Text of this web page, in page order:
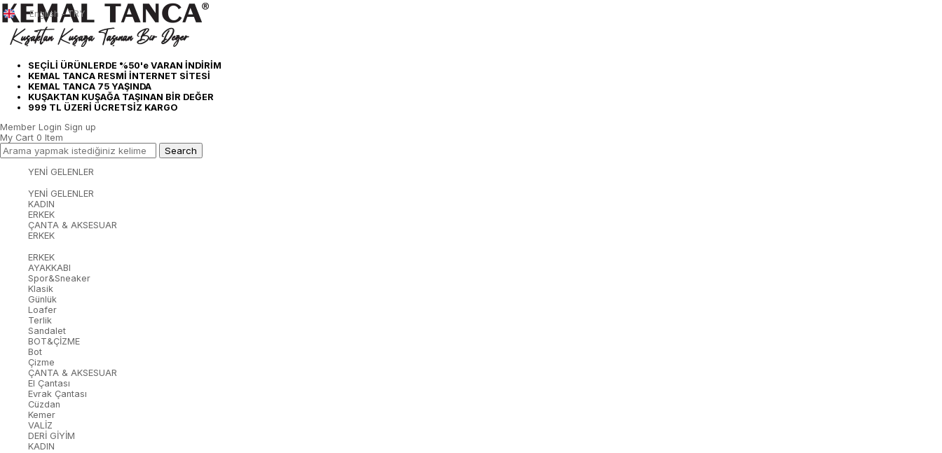
SEÇİLİ ÜRÜNLERDE %50'e VARAN İNDİRİM
KEMAL TANCA RESMİ İNTERNET SİTESİ
KEMAL TANCA 75 YAŞINDA
KUŞAKTAN KUŞAĞA TAŞINAN BİR DEĞER
999 TL ÜZERİ ÜCRETSİZ KARGO
English - TRY
Member Login Sign up
My Cart 0 Item
YENİ GELENLER
YENİ GELENLER
KADIN
ERKEK
ÇANTA & AKSESUAR
ERKEK
ERKEK
AYAKKABI
Spor&Sneaker
Klasik
Günlük
Loafer
Terlik
Sandalet
BOT&ÇİZME
Bot
Çizme
ÇANTA & AKSESUAR
El Çantası
Evrak Çantası
Cüzdan
Kemer
VALİZ
DERİ GİYİM
KADIN